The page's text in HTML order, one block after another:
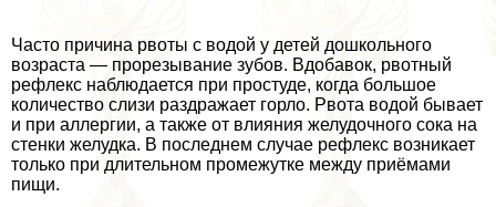
Часто причина рвоты с водой у детей дошкольного
возраста — прорезывание зубов. Вдобавок, рвотный
рефлекс наблюдается при простуде, когда большое
количество слизи раздражает горло. Рвота водой бывает
и при аллергии, а также от влияния желудочного сока на
стенки желудка. В последнем случае рефлекс возникает
только при длительном промежутке между приёмами
пищи.